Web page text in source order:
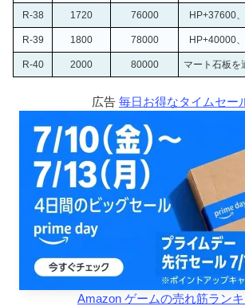
R-38 1720 76000 HP+37600
R-39 1800 78000 HP+40000
R-40 2000 80000 マート石板を
広告 毎日お得なタイムセー
Amazon ゲームの売れ筋ラン